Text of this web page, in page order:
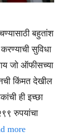
बहुतांश
सुविधा
जो ऑफीसच्या
किंमत देखील
ही इच्छा
रुपयांचा
more